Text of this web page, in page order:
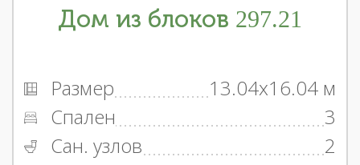
Дом из блоков 297.21
Размер
13.04x16.04 м
Спален
3
Сан. узлов
2